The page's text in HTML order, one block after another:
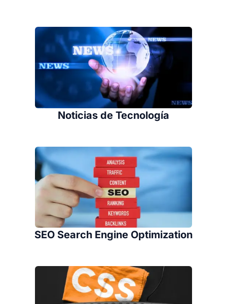
Noticias de Tecnología
SEO Search Engine Optimization